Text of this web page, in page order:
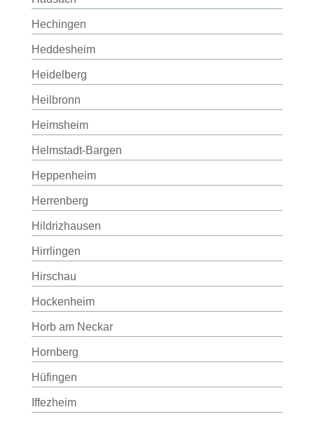
Hechingen
Heddesheim
Heidelberg
Heilbronn
Heimsheim
Helmstadt-Bargen
Heppenheim
Herrenberg
Hildrizhausen
Hirrlingen
Hirschau
Hockenheim
Horb am Neckar
Hornberg
Hüfingen
Iffezheim